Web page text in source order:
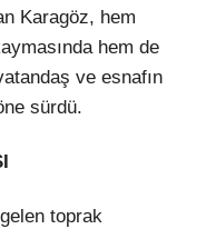
Karagöz, hem
hem de
ve esnafın
sürdü.
toprak